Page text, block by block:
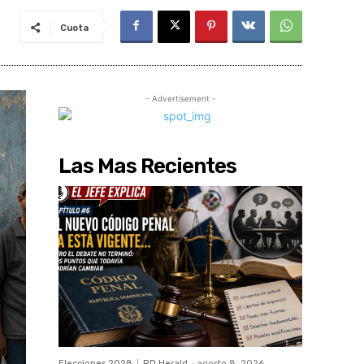
Cuota
- Advertisement -
Las Mas Recientes